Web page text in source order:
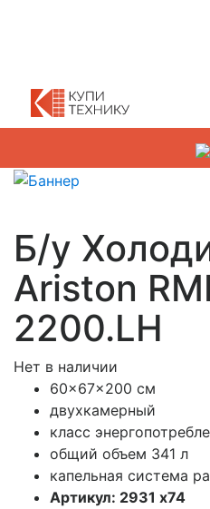
Б/у
Ariston
2200.LH
Нет в наличии
60x67x200 см
двухкамерный
класс
общий объем 341 л
капельная система
Артикул: 2931 x74